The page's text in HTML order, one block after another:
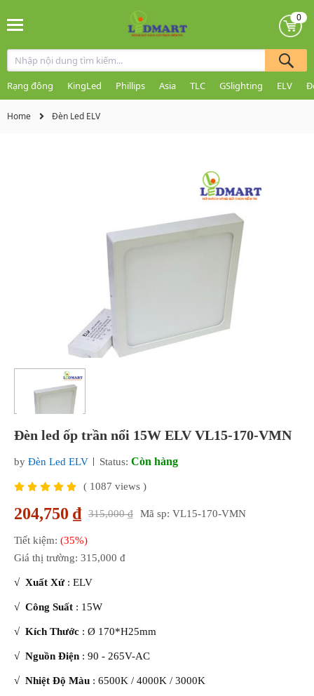
0
Rạng đông KingLed Phillips Asia TLC GSlighting ELV
Home Đèn Led ELV
Đèn led ốp trần nổi 15W ELV VL15-170-VMN
by Đèn Led ELV Status: Còn hàng
( 1087 views )
204,750 ₫ 315,000 ₫ Mã sp: VL15-170-VMN
Tiết kiệm: (35%)
Giá thị trường: 315,000 đ
√ Xuất Xứ: ELV
√ Công Suất : 15W
√ Kích Thước : Ø 170*H25mm
√ Nguồn Điện : 90 - 265V-AC
√ Nhiệt Độ Màu : 6500K / 4000K / 3000K